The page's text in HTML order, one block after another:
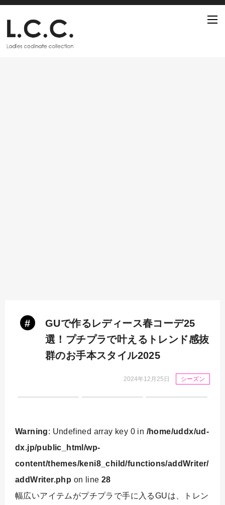
#
GUで作るレディース春コーデ25
選！プチプラで叶えるトレンド感抜
群のお手本スタイル2025
2024年12月25日 シーズン
Warning: Undefined array key 0 in /home/uddx/ud-
dx.jp/public_html/wp-
content/themes/keni8_child/functions/addWriter/
addWriter.php on line 28
幅広いアイテムがプチプラで手に入るGUは、トレン